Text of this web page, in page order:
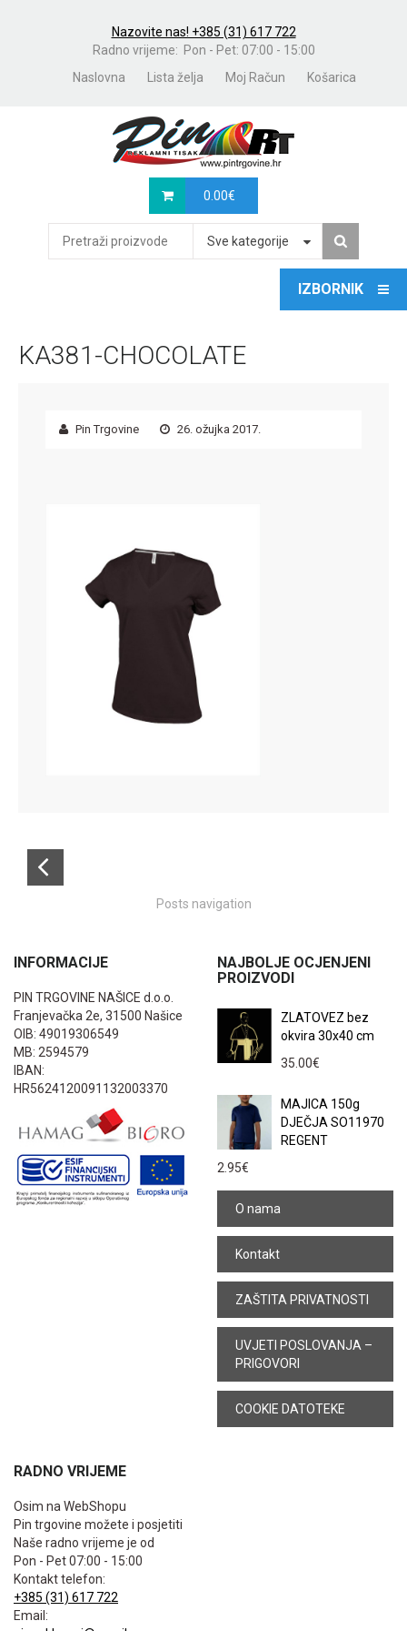
Nazovite nas! +385 (31) 617 722
Radno vrijeme: Pon - Pet: 07:00 - 15:00
Naslovna
Lista želja Moj Račun Košarica
0.00€
Sve kategorije
KA381-CHOCOLATE
Pin Trgovine 26. ožujka 2017.
Posts navigation
INFORMACIJE
PIN TRGOVINE NAŠICE d.o.o.
Franjevačka 2e, 31500 Našice
OIB: 49019306549
MB: 2594579
IBAN:
HR5624120091132003370
NAJBOLJE OCJENJENI
PROIZVODI
ZLATOVEZ bez
okvira 30x40 cm
35.00€
MAJICA 150g
DJEČJA SO11970
REGENT
2.95€
O nama
Kontakt
ZAŠTITA PRIVATNOSTI
UVJETI POSLOVANJA –
PRIGOVORI
COOKIE DATOTEKE
RADNO VRIJEME
Osim na WebShopu
Pin trgovine možete i posjetiti
Naše radno vrijeme je od
Pon - Pet 07:00 - 15:00
Kontakt telefon:
+385 (31) 617 722
Email: